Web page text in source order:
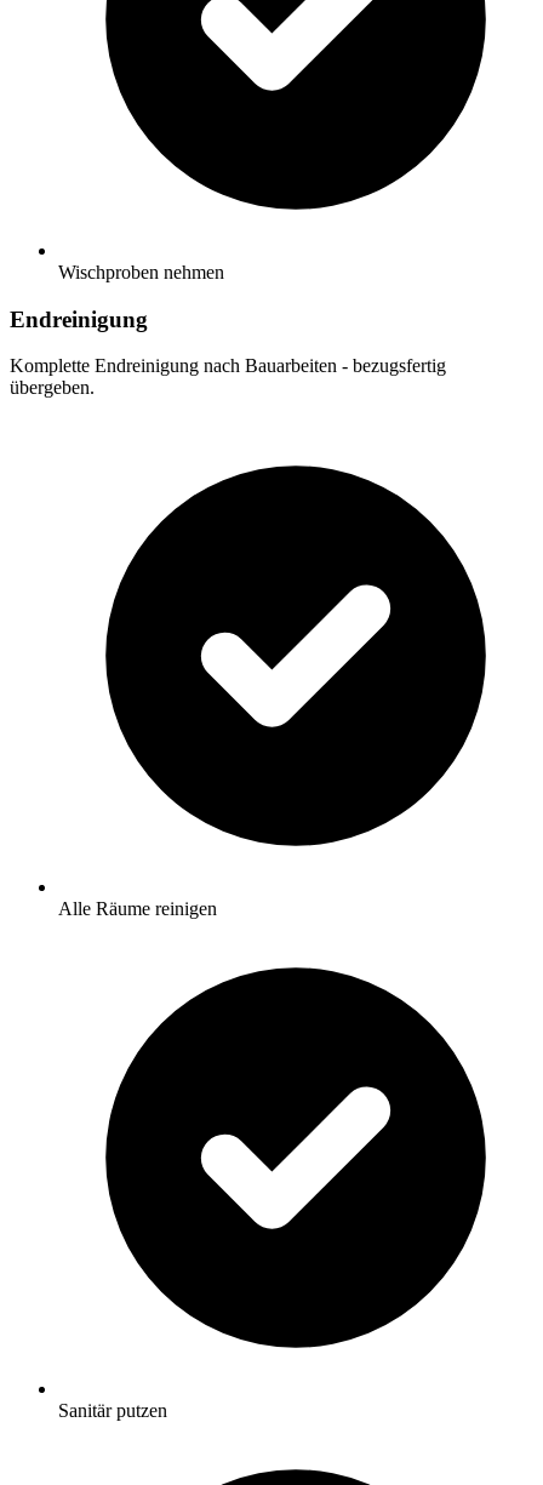
Wischproben nehmen
Endreinigung
Komplette Endreinigung nach Bauarbeiten - bezugsfertig
übergeben.
Alle Räume reinigen
Sanitär putzen